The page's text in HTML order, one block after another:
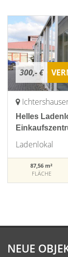
300,- €
Helles
Ladenlokal
87,56 m²
FLÄCHE
NEUE